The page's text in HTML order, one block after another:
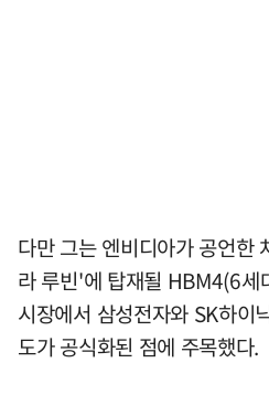
다만 그는 엔비디아가 공언한
라 루빈'에 탑재될 HBM4(6세
시장에서 삼성전자와 SK하이
도가 공식화된 점에 주목했다.